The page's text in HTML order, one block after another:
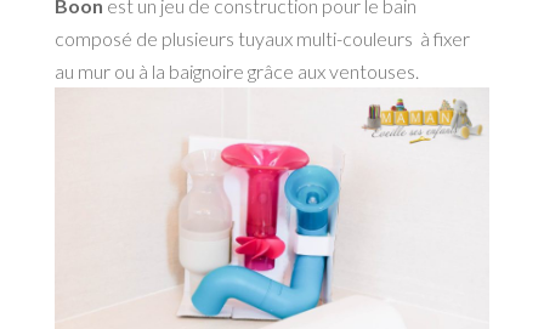
Boon est un jeu de construction pour le bain
composé de plusieurs tuyaux multi-couleurs à fixer
au mur ou à la baignoire grâce aux ventouses.